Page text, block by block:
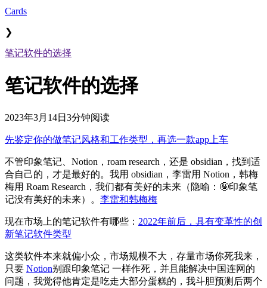
Cards
❯
笔记软件的选择
笔记软件的选择
2023年3月14日 3分钟阅读
先鉴定你的做笔记风格和工作类型，再选一款app上车
不管印象笔记、Notion，roam research，还是 obsidian，找到适
合自己的，才是最好的。我用 obsidian，李雷用 Notion，韩梅
梅用 Roam Research，我们都有美好的未来（隐喻：🤪印象笔
记没有美好的未来）。 李雷和韩梅梅
现在市场上的笔记软件有哪些： 2022年前后，具有变革性的创
新笔记软件类型
这类软件本来就偏小众，市场规模不大，存量市场你死我来，
只要 Notion别跟印象笔记 一样作死，并且能解决中国连网的
问题，我觉得他肯定是吃走大部分蛋糕的，我斗胆预测后两个